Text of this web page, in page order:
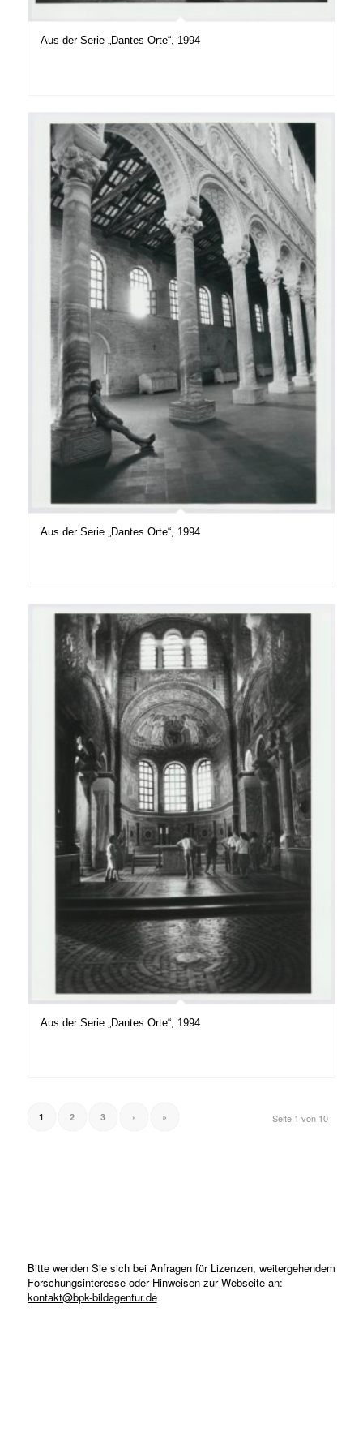
Aus der Serie „Dantes Orte“, 1994
Aus der Serie „Dantes Orte“, 1994
Aus der Serie „Dantes Orte“, 1994
Seite 1 von 10
1 2 3 › »
Bitte wenden Sie sich bei Anfragen für Lizenzen, weitergehendem
Forschungsinteresse oder Hinweisen zur Webseite an:
kontakt@bpk-bildagentur.de